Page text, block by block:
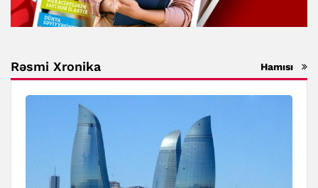
Rəsmi Xronika Hamısı